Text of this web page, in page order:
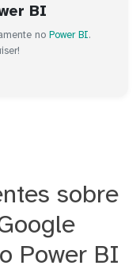
BI
no Power BI.
sobre
Power BI